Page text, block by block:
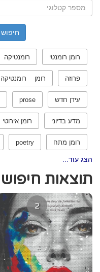
רומן רומנטי רומנטיקה
פרוזה רומן רומנטיקה
עידן חדש prose
מדע בדיוני רומן אירוטי
רומן מתח poetry
הצג עוד...
תוצאות חיפוש
2